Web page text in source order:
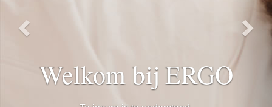
Welkom bij ERGO